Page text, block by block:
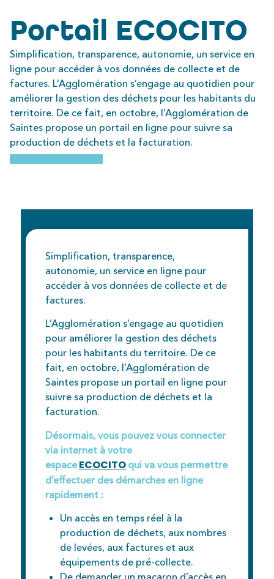
Portail ECOCITO
Simplification, transparence, autonomie, un service en
ligne pour accéder à vos données de collecte et de
factures. L’Agglomération s’engage au quotidien pour
améliorer la gestion des déchets pour les habitants du
territoire. De ce fait, en octobre, l’Agglomération de
Saintes propose un portail en ligne pour suivre sa
production de déchets et la facturation.
Simplification, transparence,
autonomie, un service en ligne pour
accéder à vos données de collecte et de
factures.
L’Agglomération s’engage au quotidien
pour améliorer la gestion des déchets
pour les habitants du territoire. De ce
fait, en octobre, l’Agglomération de
Saintes propose un portail en ligne pour
suivre sa production de déchets et la
facturation.
Désormais, vous pouvez vous connecter
via internet à votre
espace ECOCITO qui va vous permettre
d’effectuer des démarches en ligne
rapidement :
Un accès en temps réel à la
production de déchets, aux nombres
de levées, aux factures et aux
équipements de pré-collecte.